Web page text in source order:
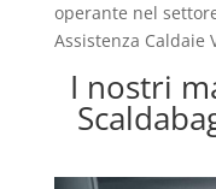
operante nel
Assistenza Caldaie
I nostri